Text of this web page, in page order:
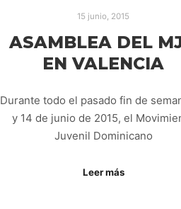
15 junio, 2015
ASAMBLEA DEL
EN VALENCIA
Durante todo el pasado fin de
y 14 de junio de 2015, el
Juvenil Dominicano
Leer más